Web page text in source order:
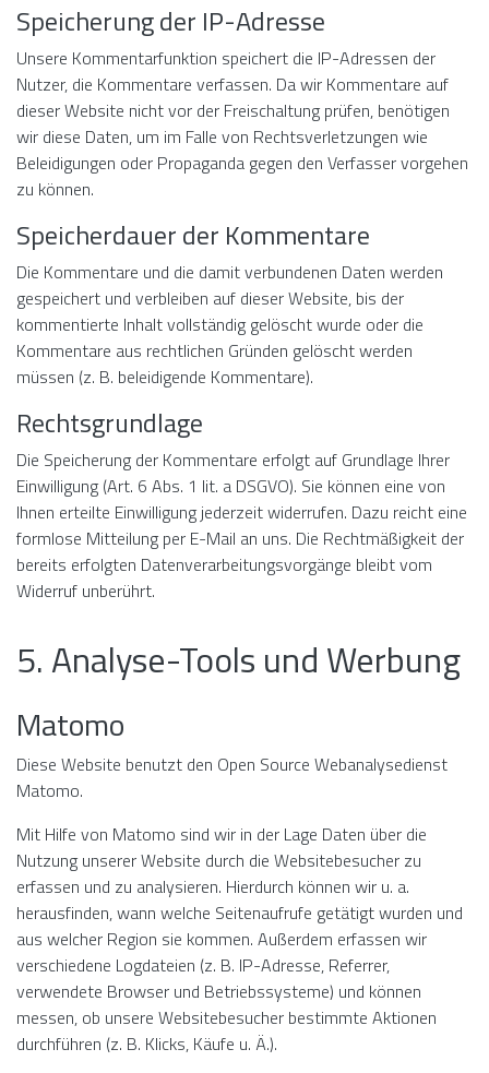
Speicherung der IP-Adresse
Unsere Kommentarfunktion speichert die IP-Adressen der
Nutzer, die Kommentare verfassen. Da wir Kommentare auf
dieser Website nicht vor der Freischaltung prüfen, benötigen
wir diese Daten, um im Falle von Rechtsverletzungen wie
Beleidigungen oder Propaganda gegen den Verfasser vorgehen
zu können.
Speicherdauer der Kommentare
Die Kommentare und die damit verbundenen Daten werden
gespeichert und verbleiben auf dieser Website, bis der
kommentierte Inhalt vollständig gelöscht wurde oder die
Kommentare aus rechtlichen Gründen gelöscht werden
müssen (z. B. beleidigende Kommentare).
Rechtsgrundlage
Die Speicherung der Kommentare erfolgt auf Grundlage Ihrer
Einwilligung (Art. 6 Abs. 1 lit. a DSGVO). Sie können eine von
Ihnen erteilte Einwilligung jederzeit widerrufen. Dazu reicht eine
formlose Mitteilung per E-Mail an uns. Die Rechtmäßigkeit der
bereits erfolgten Datenverarbeitungsvorgänge bleibt vom
Widerruf unberührt.
5. Analyse-Tools und Werbung
Matomo
Diese Website benutzt den Open Source Webanalysedienst
Matomo.
Mit Hilfe von Matomo sind wir in der Lage Daten über die
Nutzung unserer Website durch die Websitebesucher zu
erfassen und zu analysieren. Hierdurch können wir u. a.
herausfinden, wann welche Seitenaufrufe getätigt wurden und
aus welcher Region sie kommen. Außerdem erfassen wir
verschiedene Logdateien (z. B. IP-Adresse, Referrer,
verwendete Browser und Betriebssysteme) und können
messen, ob unsere Websitebesucher bestimmte Aktionen
durchführen (z. B. Klicks, Käufe u. Ä.).